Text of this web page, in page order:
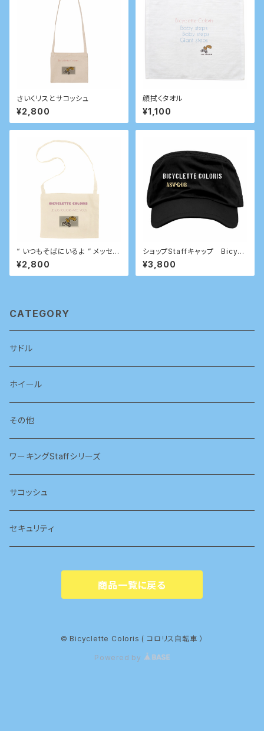
さいくリスとサコッシュ
¥2,800
顔拭くタオル
¥1,100
“ いつもそばにいるよ ” メッセー
ジ付きサコッシュ
¥2,800
ショップStaffキャップ Bicycl
ette Coloris 9th anniversar
y アクティブ ハリセン モデル
¥3,800
CATEGORY
サドル
ホイール
その他
ワーキングStaffシリーズ
サコッシュ
セキュリティ
商品一覧に戻る
© Bicyclette Coloris ( コロリス自転車 ）
Powered by